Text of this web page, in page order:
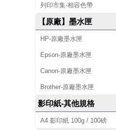
列印市集-相容色帶
【原廠】墨水匣
HP-原廠墨水匣
Epson-原廠墨水匣
Canon-原廠墨水匣
Brother-原廠墨水匣
影印紙-其他規格
A4 影印紙 100g / 100磅